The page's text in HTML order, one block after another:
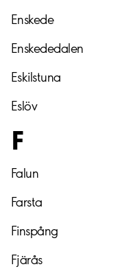
Enskede
Enskededalen
Eskilstuna
Eslöv
F
Falun
Farsta
Finspång
Fjärås